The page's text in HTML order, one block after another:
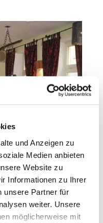
und Anzeigen zu
Medien anbieten
Website zu
Informationen zu Ihrer
unsere Partner für
weiter. Unsere
möglicherweise mit